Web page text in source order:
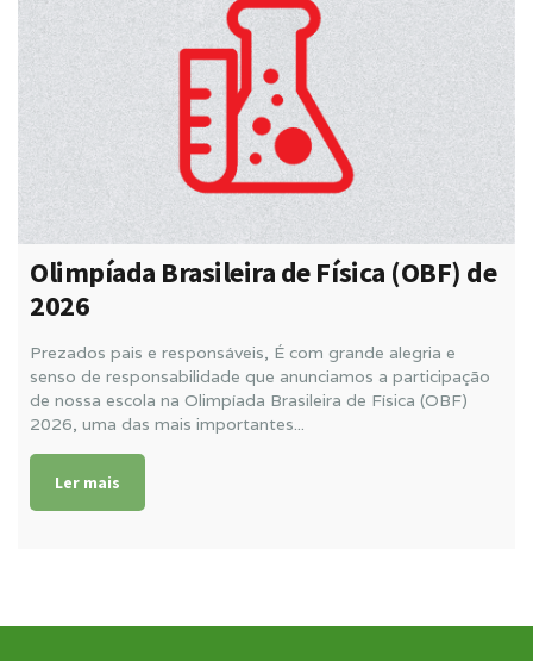
Olimpíada Brasileira de Física (OBF) de
2026
Prezados pais e responsáveis, É com grande alegria e
senso de responsabilidade que anunciamos a participação
de nossa escola na Olimpíada Brasileira de Física (OBF)
2026, uma das mais importantes...
Ler mais